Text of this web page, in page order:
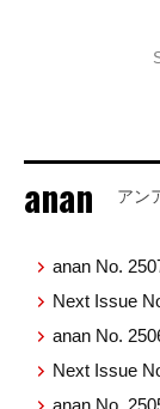
anan アン
anan No.
Next Issue
anan No.
Next Issue